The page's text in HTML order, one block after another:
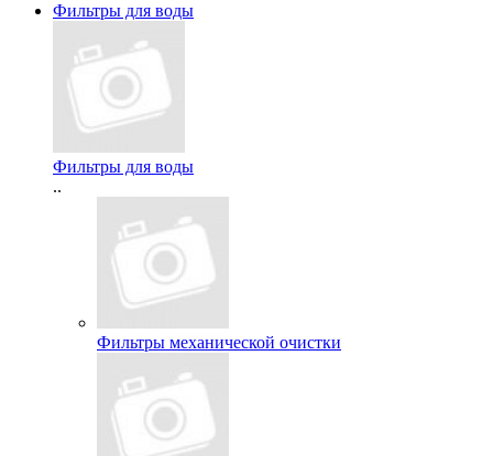
Фильтры для воды
Фильтры для воды
..
Фильтры механической очистки